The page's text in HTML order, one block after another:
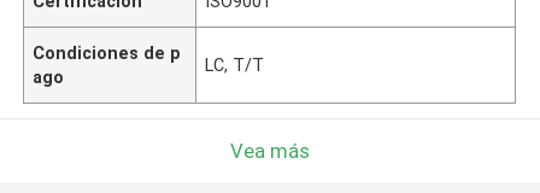
Condiciones de p
ago
LC, T/T
Vea más